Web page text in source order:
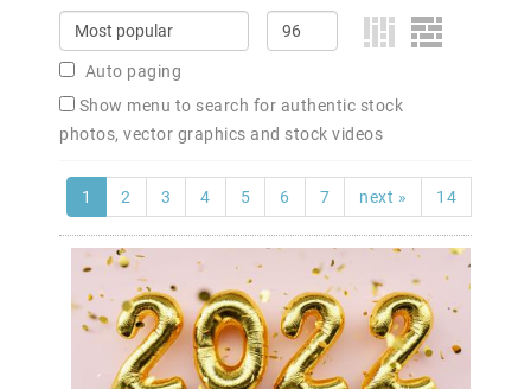
Auto paging
Show menu to search for authentic stock
photos, vector graphics and stock videos
1 2 3 4 5 6 7 next » 14